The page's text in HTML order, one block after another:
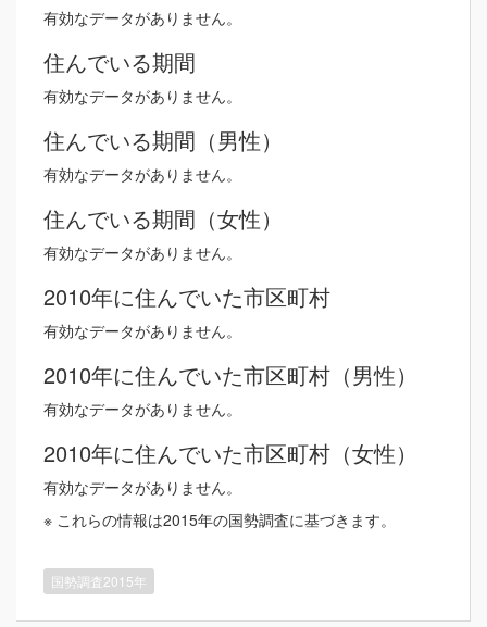
有効なデータがありません。
住んでいる期間
有効なデータがありません。
住んでいる期間（男性）
有効なデータがありません。
住んでいる期間（女性）
有効なデータがありません。
2010年に住んでいた市区町村
有効なデータがありません。
2010年に住んでいた市区町村（男性）
有効なデータがありません。
2010年に住んでいた市区町村（女性）
有効なデータがありません。
※ これらの情報は2015年の国勢調査に基づきます。
国勢調査2015年